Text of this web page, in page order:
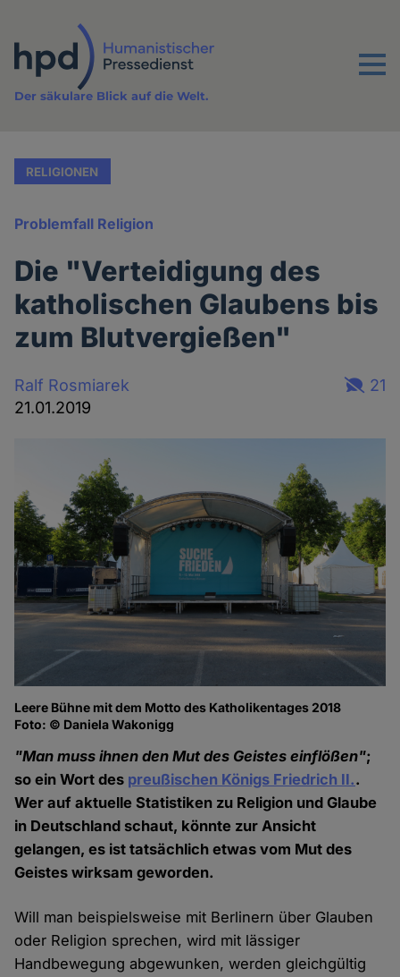
Inhalt
Menu
Der säkulare Blick auf die Welt.
RELIGIONEN
Problemfall Religion
Die "Verteidigung des
katholischen Glaubens bis
zum Blutvergießen"
Ralf Rosmiarek
21.01.2019
21
Leere Bühne mit dem Motto des Katholikentages 2018
Foto: © Daniela Wakonigg
"Man muss ihnen den Mut des Geistes einflößen";
so ein Wort des preußischen Königs Friedrich II..
Wer auf aktuelle Statistiken zu Religion und Glaube
in Deutschland schaut, könnte zur Ansicht
gelangen, es ist tatsächlich etwas vom Mut des
Geistes wirksam geworden.
Will man beispielsweise mit Berlinern über Glauben
oder Religion sprechen, wird mit lässiger
Handbewegung abgewunken, werden gleichgültig